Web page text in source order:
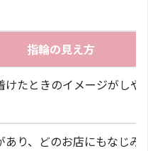
指輪の見え方
けたときのイメージがしや
あり、どのお店にもなじみ